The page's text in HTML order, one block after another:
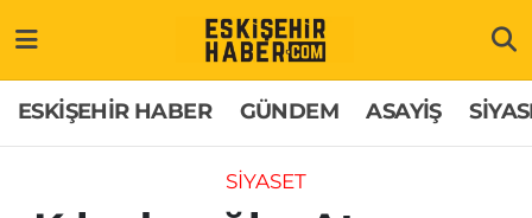
ESKİŞEHİR HABER GÜNDEM ASAYİŞ
SİYASET
GÜNDEM
ASAYİŞ
Hakkımızda
İletişim
Odunpazarı Trafik Yoğunluk Haritası
Süper Lig Puan Durumu ve Fikstür